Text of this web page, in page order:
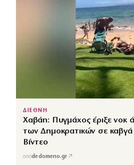
ΔΙΕΘΝΗ
Χαβάη: Πυγμάχος έριξε νοκ
των Δημοκρατικών σε καβγά
Βίντεο
απόdedomeno.gr ↗